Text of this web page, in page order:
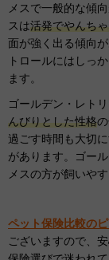
メスで一般的な傾
スは活発でやんち
面が強く出る傾向
トロールにはしっ
ます。
ゴールデン・レト
んびりとした性格
過ごす時間も大切
があります。ゴー
メスの方が飼いや
ペット保険比較の
ございますので、